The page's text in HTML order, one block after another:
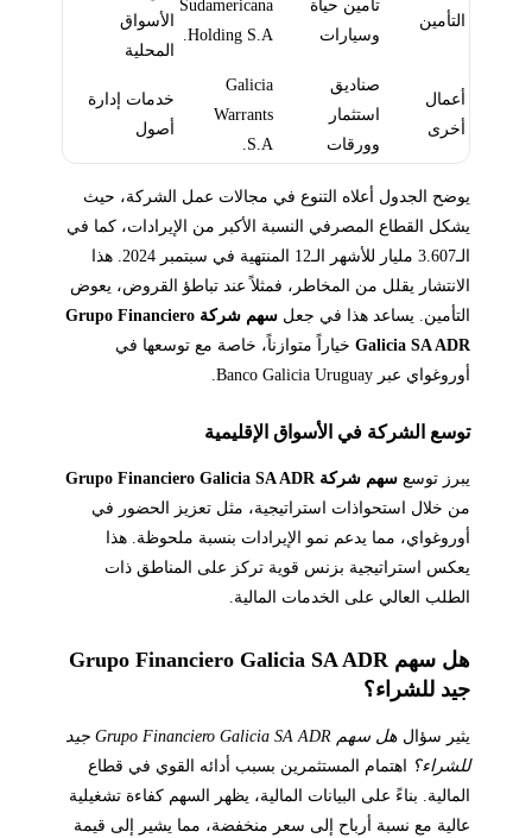
التأمين
تأمين حياة
وسيارات
Sudamericana
Holding S.A.
الأسواق
المحلية
أعمال
أخرى
صناديق
استثمار
وورقات
Galicia
Warrants
S.A.
خدمات إدارة
أصول
يوضح الجدول أعلاه التنوع في مجالات عمل الشركة، حيث
يشكل القطاع المصرفي النسبة الأكبر من الإيرادات، كما في
الـ3.607 مليار للأشهر الـ12 المنتهية في سبتمبر 2024. هذا
الانتشار يقلل من المخاطر، فمثلاً عند تباطؤ القروض، يعوض
التأمين. يساعد هذا في جعل
سهم شركة Grupo Financiero
Galicia SA ADRخياراً متوازناً، خاصة مع توسعها في
أوروغواي عبر Banco Galicia Uruguay.
توسع الشركة في الأسواق الإقليمية
يبرز توسع سهم شركة Grupo Financiero Galicia SA ADR
من خلال استحواذات استراتيجية، مثل تعزيز الحضور في
أوروغواي، مما يدعم نمو الإيرادات بنسبة ملحوظة. هذا
يعكس استراتيجية بزنس قوية تركز على المناطق ذات
الطلب العالي على الخدمات المالية.
هل سهم Grupo Financiero Galicia SA ADR
جيد للشراء؟
يثير سؤال
هل سهم Grupo Financiero Galicia SA ADR جيد
للشراء؟اهتمام المستثمرين بسبب أدائه القوي في قطاع
المالية. بناءً على البيانات المالية، يظهر السهم كفاءة تشغيلية
عالية مع نسبة أرباح إلى سعر منخفضة، مما يشير إلى قيمة